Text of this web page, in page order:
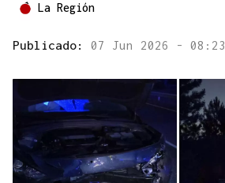
La Región
Publicado: 07 Jun 2026 - 08:23